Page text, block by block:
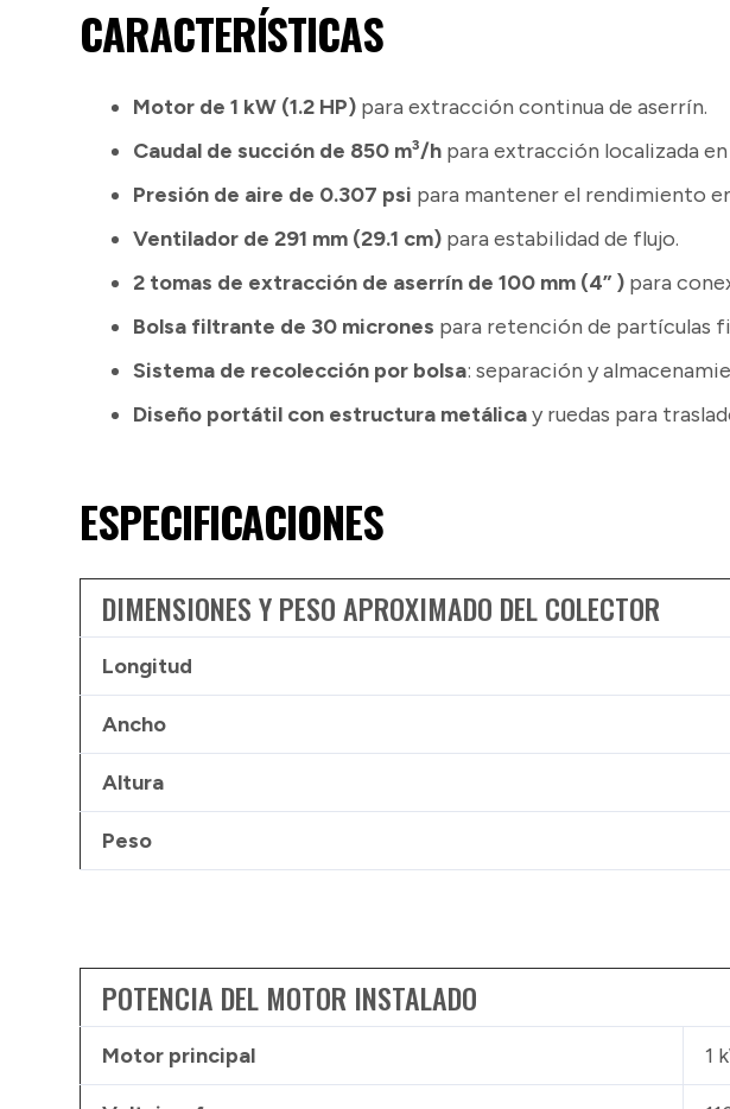
CARACTERÍSTICAS
Motor de 1 kW (1.2 HP) para extracción continua de aserrín.
Caudal de succión de 850 m³/h para extracción localizada
Presión de aire de 0.307 psi para mantener el rendimiento
Ventilador de 291 mm (29.1 cm) para estabilidad de flujo.
2 tomas de extracción de aserrín de 100 mm (4” ) para
Bolsa filtrante de 30 micrones para retención de partículas
Sistema de recolección por bolsa: separación y
Diseño portátil con estructura metálicay ruedas para
ESPECIFICACIONES
DIMENSIONES Y PESO APROXIMADO DEL COLECTOR
Longitud
Ancho
Altura
Peso
POTENCIA DEL MOTOR INSTALADO
Motor principal 1